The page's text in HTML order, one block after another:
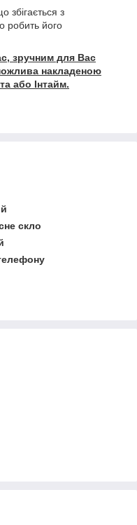
збігається з
робить його
зручним для Вас
накладеною
або Інтайм.
скло